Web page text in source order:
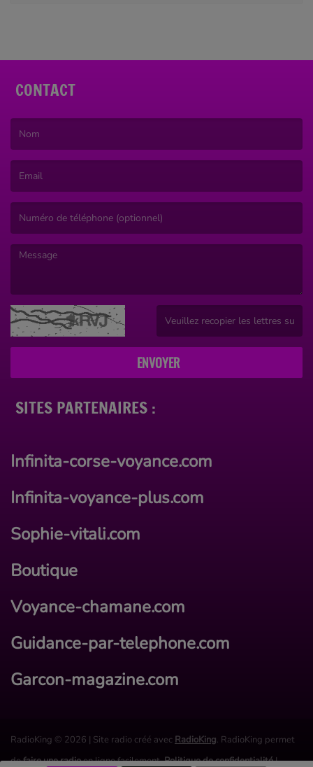
CONTACT
ENVOYER
SITES PARTENAIRES :
Infinita-corse-voyance.com
Infinita-voyance-plus.com
Sophie-vitali.com
Boutique
Voyance-chamane.com
Guidance-par-telephone.com
Garcon-magazine.com
RadioKing © 2026 | Site radio créé avec RadioKing. RadioKing permet
defaire une radioen ligne facilement.Politique de confidentialité|